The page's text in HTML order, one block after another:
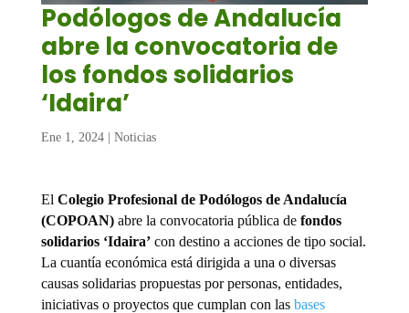
Podólogos de Andalucía
abre la convocatoria de
los fondos solidarios
‘Idaira’
Ene 1, 2024| Noticias
El Colegio Profesional de Podólogos de Andalucía
(COPOAN)abre la convocatoria pública de fondos
solidarios ‘Idaira’con destino a acciones de tipo social.
La cuantía económica está dirigida a una o diversas
causas solidarias propuestas por personas, entidades,
iniciativas o proyectos que cumplan con las bases